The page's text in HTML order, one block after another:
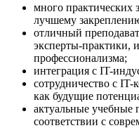
много практических
лучшему
отличный
эксперты-практики,
профессионализма;
интеграция с IT-
сотрудничество с
как будущие
актуальные учебные
соответствии с